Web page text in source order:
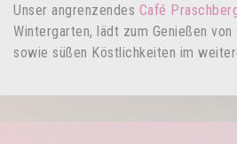
Unser angrenzendes Café
Wintergarten, lädt zum Genießen
sowie süßen Köstlichkeiten im